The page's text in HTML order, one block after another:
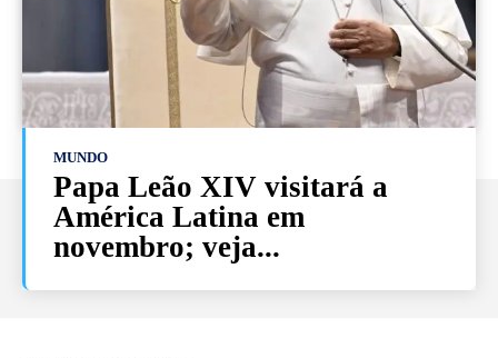
MUNDO
Papa Leão XIV visitará a
América Latina em
novembro; veja...